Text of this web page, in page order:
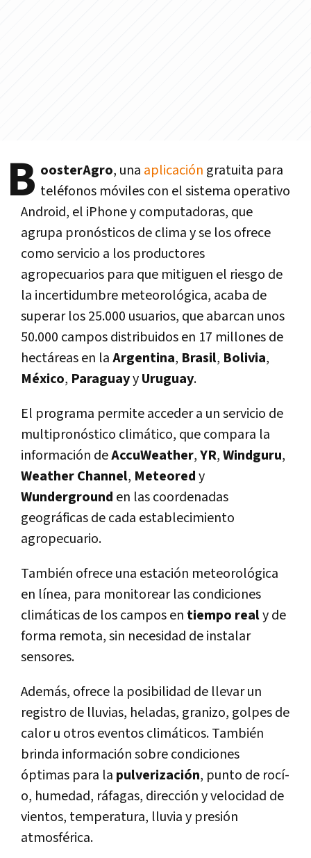
B oosterAgro, una aplicación gratuita para
teléfonos móviles con el sistema operativo
Android, el iPhone y computadoras, que
agrupa pronósticos de clima y se los ofrece
como servicio a los productores
agropecuarios para que mitiguen el riesgo de
la incertidumbre meteorológica, acaba de
superar los 25.000 usuarios, que abarcan unos
50.000 campos distribuidos en 17 millones de
hectáreas en laArgentina, Brasil, Bolivia,
México, ParaguayyUruguay.
El programa permite acceder a un servicio de
multipronóstico climático, que compara la
información deAccuWeather,YR,Windguru,
Weather Channel, Meteoredy
Wunderground en las coordenadas
geográficas de cada establecimiento
agropecuario.
También ofrece una estación meteorológica
en lí­nea, para monitorear las condiciones
climáticas de los campos en tiempo realy de
forma remota, sin necesidad de instalar
sensores.
Además, ofrece la posibilidad de llevar un
registro de lluvias, heladas, granizo, golpes de
calor u otros eventos climáticos. También
brinda información sobre condiciones
óptimas para la pulverización, punto de rocí­
o, humedad, ráfagas, dirección y velocidad de
vientos, temperatura, lluvia y presión
atmosférica.